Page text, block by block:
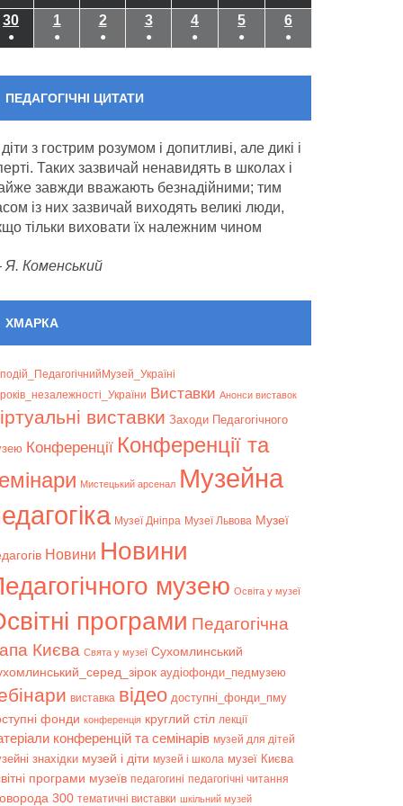
(1
event)
(1
event)
(1
event)
(1
event)
(1
event)
(1
event)
(1
event)
30 30.09.2024
●
101.10.2024
●
202.10.2024
●
303.10.2024
●
4 04.10.2024
●
5 05.10.2024
●
6
●
ПЕДАГОГІЧНІ ЦИТАТИ
з гострим розумом і допитливі, але дикі і
Таких зазвичай ненавидять в школах і
завжди вважають безнадійними; тим
із них зазвичай виходять великі люди,
тільки виховати їх належним чином
Я. Коменський
ХМАРКА
Bиставки Анонси виставок
виставки Заходи Педагогічного
Конференції Конференції та
Мистецький арсенал Музейна
Музеї Дніпра Музеї Львова Музеї
Новини Новини
музею Освіта у музеї
програми Педагогічна
Києва Свята у музеї Сухомлинський
аудіофонди_педмузею
виставка відео доступні_фонди_пму
фонди конференція круглий стіл лекції
конференцій та семінарів музей для дітей
знахідки музей і діти музей і школа музеї Києва
програми музеїв педагогині педагогічні читання
300 тематичні виставки шкільний музей